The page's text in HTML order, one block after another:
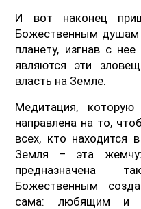
И вот наконец
Божественным
планету, изгнав с
являются эти
власть на Земле.
Медитация,
направлена на то,
всех, кто находится
Земля – эта
предназначена
Божественным
сама: любящим и